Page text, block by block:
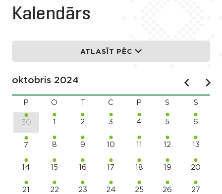
Kalendārs
ATLASĪT PĒC
oktobris 2024
P O C P S S
30 1 2 3 4 5 6
7 8 9 10 11 12 13
14 15 16 17 18 19 20
21 22 23 24 25 26 27